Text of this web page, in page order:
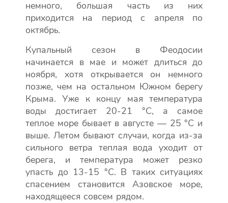
немного, большая часть из них
приходится на период с апреля по
октябрь.
Купальный сезон в Феодосии
начинается в мае и может длиться до
ноября, хотя открывается он немного
позже, чем на остальном Южном берегу
Крыма. Уже к концу мая температура
воды достигает 20-21 °C, а самое
теплое море бывает в августе — 25 °C и
выше. Летом бывают случаи, когда из-за
сильного ветра теплая вода уходит от
берега, и температура может резко
упасть до 13-15 °C. В таких ситуациях
спасением становится Азовское море,
находящееся совсем рядом.